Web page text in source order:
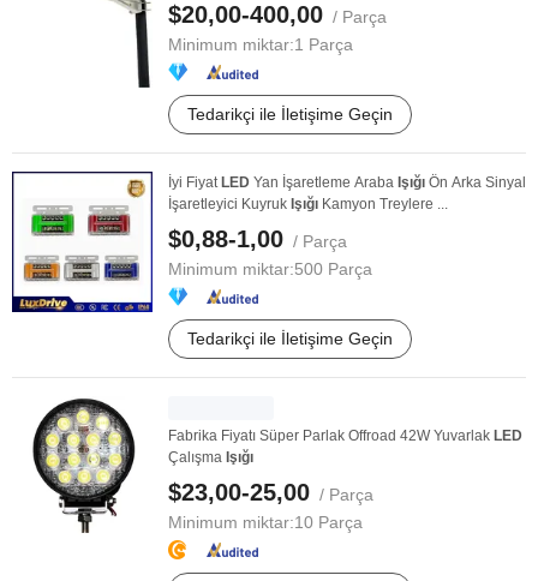
$20,00-400,00 / Parça
Minimum miktar:1 Parça
Tedarikçi ile İletişime Geçin
İyi Fiyat LED Yan İşaretleme Araba Işığı Ön Arka Sinyal
İşaretleyici Kuyruk Işığı Kamyon Treylere ...
$0,88-1,00 / Parça
Minimum miktar:500 Parça
Tedarikçi ile İletişime Geçin
Fabrika Fiyatı Süper Parlak Offroad 42W Yuvarlak LED
Çalışma Işığı
$23,00-25,00 / Parça
Minimum miktar:10 Parça